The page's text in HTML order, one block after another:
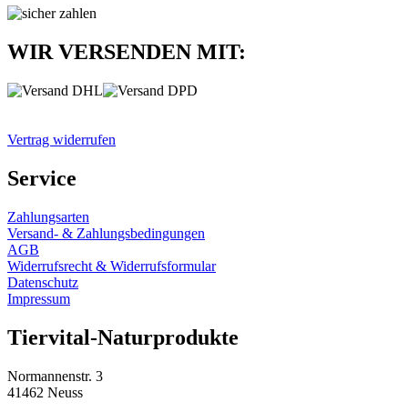
WIR VERSENDEN MIT:
Vertrag widerrufen
Service
Zahlungsarten
Versand- & Zahlungsbedingungen
AGB
Widerrufsrecht & Widerrufsformular
Datenschutz
Impressum
Tiervital-Naturprodukte
Normannenstr. 3
41462 Neuss